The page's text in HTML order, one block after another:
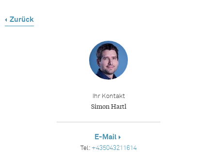
Zurück
Ihr Kontakt
Simon Hartl
E-Mail
Tel: +435043211614